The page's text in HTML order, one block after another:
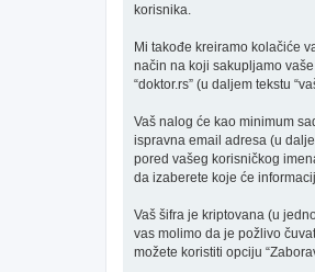
korisnika.
Mi takođe kreiramo kolačiće
način na koji sakupljamo
“doktor.rs” (u daljem tekstu
Vaš nalog će kao minimum
ispravna email adresa (u
pored vašeg korisničkog
da izaberete koje će
Vaš šifra je kriptovana (u
vas molimo da je požlivo
možete koristiti opciju